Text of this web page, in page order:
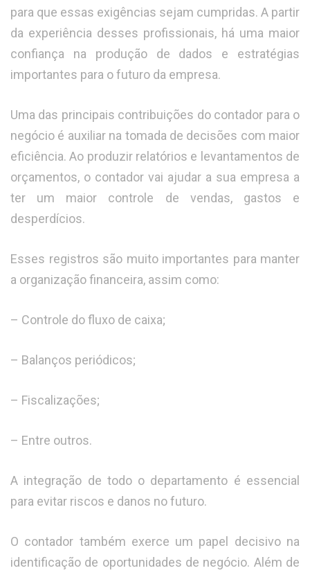
para que essas exigências sejam cumpridas. A partir
da experiência desses profissionais, há uma maior
confiança na produção de dados e estratégias
importantes para o futuro da empresa.
Uma das principais contribuições do contador para o
negócio é auxiliar na tomada de decisões com maior
eficiência. Ao produzir relatórios e levantamentos de
orçamentos, o contador vai ajudar a sua empresa a
ter um maior controle de vendas, gastos e
desperdícios.
Esses registros são muito importantes para manter
a organização financeira, assim como:
– Controle do fluxo de caixa;
– Balanços periódicos;
– Fiscalizações;
– Entre outros.
A integração de todo o departamento é essencial
para evitar riscos e danos no futuro.
O contador também exerce um papel decisivo na
identificação de oportunidades de negócio. Além de